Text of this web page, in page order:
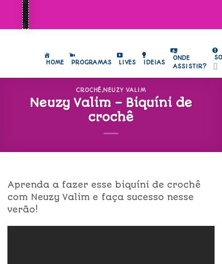
HOME PROGRAMAS LIVES IDEIAS
ONDE
ASSISTIR?
CROCHÊ,NEUZY VALIM
Neuzy Valim – Biquíni de
crochê
Aprenda a fazer esse biquíni de crochê
com Neuzy Valim e faça sucesso nesse
verão!